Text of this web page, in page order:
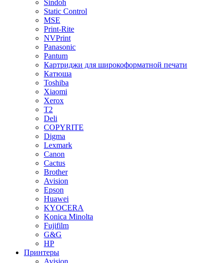
Sindoh
Static Control
MSE
Print-Rite
NVPrint
Panasonic
Pantum
Картриджи для широкоформатной печати
Катюша
Toshiba
Xiaomi
Xerox
T2
Deli
COPYRITE
Digma
Lexmark
Canon
Cactus
Brother
Avision
Epson
Huawei
KYOCERA
Konica Minolta
Fujifilm
G&G
HP
Принтеры